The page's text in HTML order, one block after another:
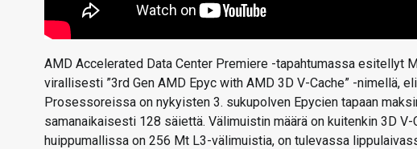
AMD Accelerated Data Center Premiere -tapahtumassa esitellyt
virallisesti ”3rd Gen AMD Epyc with AMD 3D V-Cache” -nimellä,
Prosessoreissa on nykyisten 3. sukupolven Epycien tapaan
samanaikaisesti 128 säiettä. Välimuistin määrä on kuitenkin 3D
huippumallissa on 256 Mt L3-välimuistia, on tulevassa